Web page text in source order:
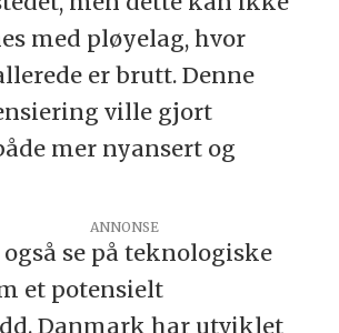
med pløyelag, hvor
er brutt. Denne
ville gjort
mer nyansert og
se på teknologiske
et potensielt
Danmark har utviklet